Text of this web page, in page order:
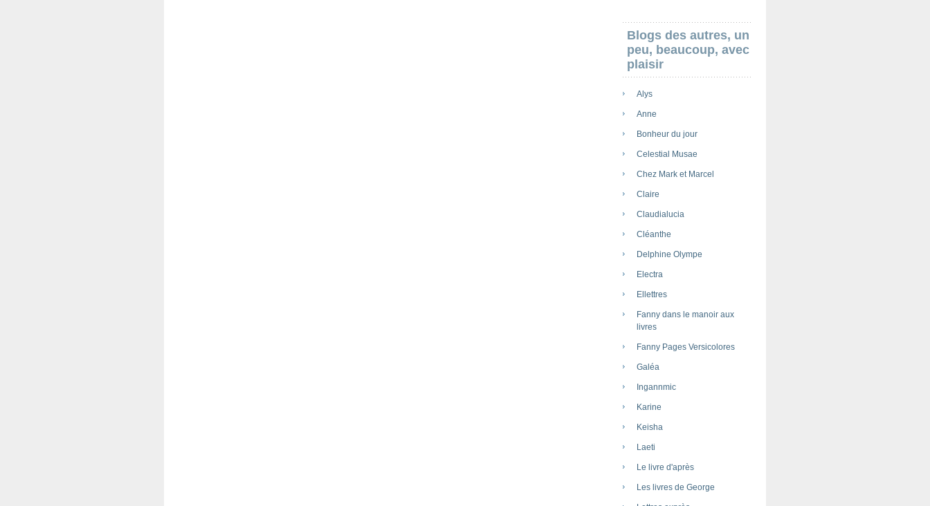
Blogs des autres, un
peu, beaucoup, avec
plaisir
Alys
Anne
Bonheur du jour
Celestial Musae
Chez Mark et Marcel
Claire
Claudialucia
Cléanthe
Delphine Olympe
Electra
Ellettres
Fanny dans le manoir aux
livres
Fanny Pages Versicolores
Galéa
Ingannmic
Karine
Keisha
Laeti
Le livre d'après
Les livres de George